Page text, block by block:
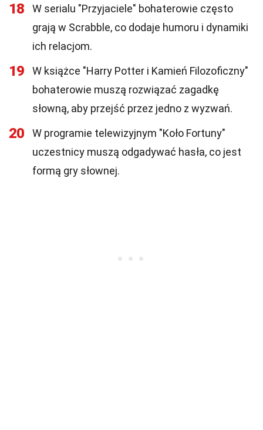
18
W serialu "Przyjaciele" bohaterowie często
grają w Scrabble, co dodaje humoru i dynamiki
ich relacjom.
19
W książce "Harry Potter i Kamień Filozoficzny"
bohaterowie muszą rozwiązać zagadkę
słowną, aby przejść przez jedno z wyzwań.
20
W programie telewizyjnym "Koło Fortuny"
uczestnicy muszą odgadywać hasła, co jest
formą gry słownej.